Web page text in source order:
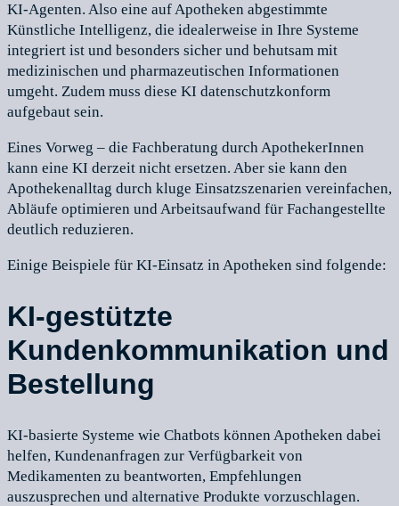
KI-Agenten. Also eine auf Apotheken abgestimmte
Künstliche Intelligenz, die idealerweise in Ihre Systeme
integriert ist und besonders sicher und behutsam mit
medizinischen und pharmazeutischen Informationen
umgeht. Zudem muss diese KI datenschutzkonform
aufgebaut sein.
Eines Vorweg – die Fachberatung durch ApothekerInnen
kann eine KI derzeit nicht ersetzen. Aber sie kann den
Apothekenalltag durch kluge Einsatzszenarien vereinfachen,
Abläufe optimieren und Arbeitsaufwand für Fachangestellte
deutlich reduzieren.
Einige Beispiele für KI-Einsatz in Apotheken sind folgende:
KI-gestützte
Kundenkommunikation und
Bestellung
KI-basierte Systeme wie Chatbots können Apotheken dabei
helfen, Kundenanfragen zur Verfügbarkeit von
Medikamenten zu beantworten, Empfehlungen
auszusprechen und alternative Produkte vorzuschlagen.